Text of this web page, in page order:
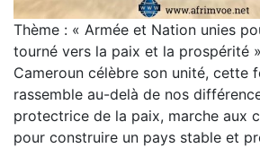
Thème : « Armée et Nation unies
tourné vers la paix et la prospérité
Cameroun célèbre son unité, cette
rassemble au-delà de nos
protectrice de la paix, marche aux
pour construire un pays stable et